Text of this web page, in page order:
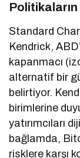
Standard
Kendrick,
kapanmacı
alternatif bir
belirtiyor.
birimlerine
yatırımcıları
bağlamda,
risklere karşı